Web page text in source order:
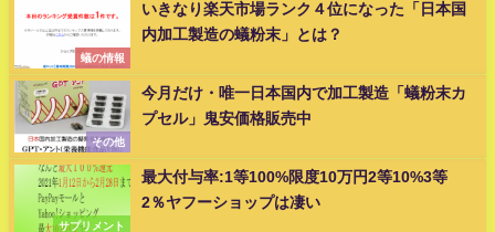
蟻の情報
いきなり楽天市場ランク４位になった「日本国
内加工製造の蟻粉末」とは？
その他
今月だけ・唯一日本国内で加工製造「蟻粉末カ
プセル」鬼安価格販売中
サプリメント
最大付与率:1等100%限度10万円2等10%3等
2％ヤフーショップは凄い